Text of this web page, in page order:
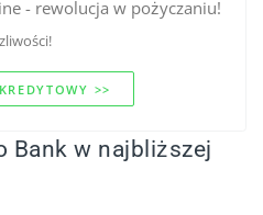
- rewolucja w pożyczaniu!
>>
Bank w najbliższej